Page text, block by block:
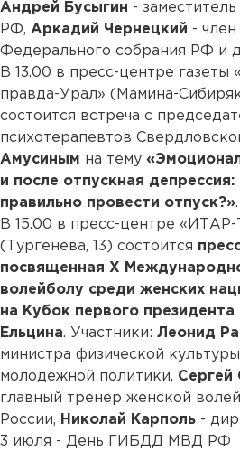
Андрей Бусыгин -
РФ, Аркадий Чернецкий -
Федерального собрания РФ и
В 13.00 в пресс-центре газеты
правда-Урал» (Мамина-
состоится встреча с
психотерапевтов
Амусиным на тему
и после отпускная
правильно провести отпуск?».
В 15.00 в пресс-центре
(Тургенева, 13) состоится
посвященная X
волейболу среди женских
на Кубок первого президента
Ельцина. Участники: Леонид
министра физической
молодежной политики, Сергей
главный тренер женской
России, Николай Карполь -
3 июля - День ГИБДД МВД РФ